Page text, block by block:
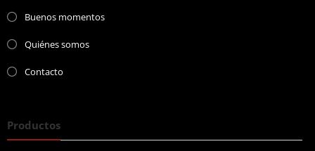
Buenos momentos
Quiénes somos
Contacto
Productos